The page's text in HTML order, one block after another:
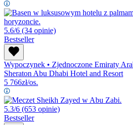
5.6/6 (34 opinie)
Bestseller
Wypoczynek • Zjednoczone Emiraty
Sheraton Abu Dhabi Hotel and Resort
5 766zł/os.
5.3/6 (653 opinie)
Bestseller